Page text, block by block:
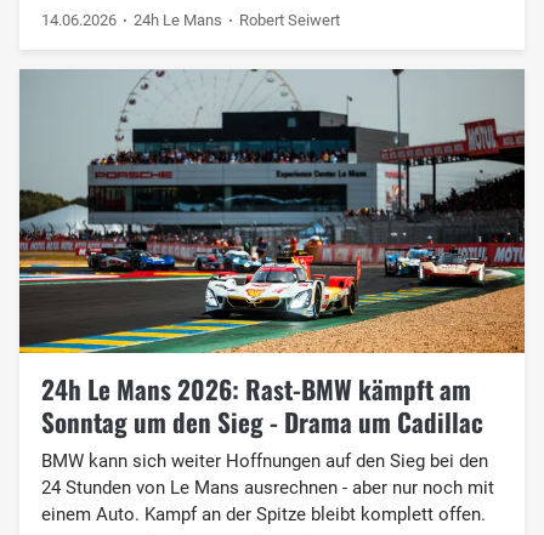
14.06.2026 24h Le Mans Robert Seiwert
24h Le Mans 2026: Rast-BMW kämpft am
Sonntag um den Sieg - Drama um Cadillac
BMW kann sich weiter Hoffnungen auf den Sieg bei den
24 Stunden von Le Mans ausrechnen - aber nur noch mit
einem Auto. Kampf an der Spitze bleibt komplett offen.